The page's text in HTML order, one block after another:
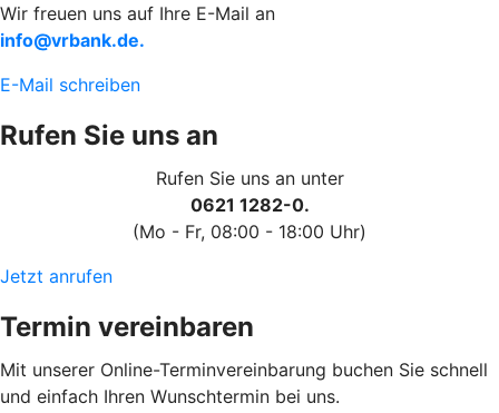
Wir freuen uns auf Ihre E-Mail an
info@vrbank.de.
E-Mail schreiben
Rufen Sie uns an
Rufen Sie uns an unter
0621 1282-0.
(Mo - Fr, 08:00 - 18:00 Uhr)
Jetzt anrufen
Termin vereinbaren
Mit unserer Online-Terminvereinbarung buchen Sie schnell
und einfach Ihren Wunschtermin bei uns.